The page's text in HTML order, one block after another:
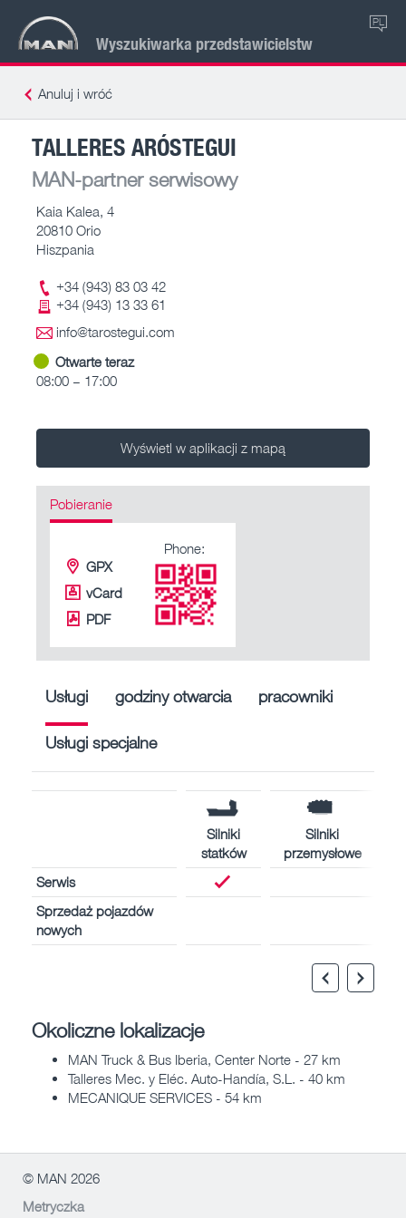
Wyszukiwarka przedstawicielstw
PL
Anuluj i wróć
TALLERES ARÓSTEGUI
MAN-partner serwisowy
Kaia Kalea, 4
20810 Orio
Hiszpania
+34 (943) 83 03 42
+34 (943) 13 33 61
info@tarostegui.com
Otwarte teraz
08:00 – 17:00
Wyświetl w aplikacji z mapą
Pobieranie
GPX
vCard
PDF
Phone:
Usługi godziny otwarcia pracowniki
Usługi specjalne
Silniki
statków
Silniki
przemysłowe
Serwis
Sprzedaż pojazdów
nowych
Okoliczne lokalizacje
MAN Truck & Bus Iberia, Center Norte - 27 km
Talleres Mec. y Eléc. Auto-Handía, S.L. - 40 km
MECANIQUE SERVICES - 54 km
© MAN 2026
Metryczka